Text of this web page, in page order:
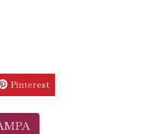
Pinterest